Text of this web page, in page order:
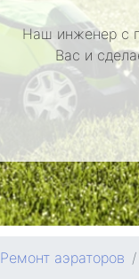
Наш инженер с
Вас и
Ремонт аэраторов